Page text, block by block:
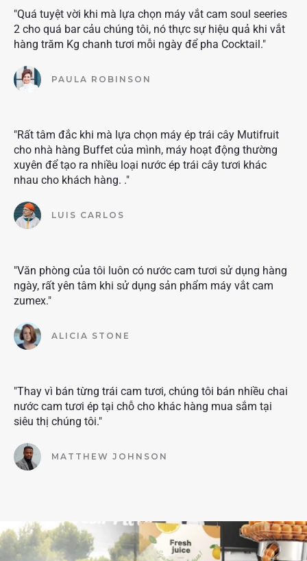
"Quá tuyệt vời khi mà lựa chọn máy vắt cam soul seeries
2 cho quá bar cảu chúng tôi, nó thực sự hiệu quả khi vắt
hàng trăm Kg chanh tươi mỗi ngày để pha Cocktail."
PAULA ROBINSON
"Rất tâm đắc khi mà lựa chọn máy ép trái cây Mutifruit
cho nhà hàng Buffet của mình, máy hoạt động thường
xuyên để tạo ra nhiều loại nước ép trái cây tươi khác
nhau cho khách hàng. ."
LUIS CARLOS
"Văn phòng của tôi luôn có nước cam tươi sử dụng hàng
ngày, rất yên tâm khi sử dụng sản phẩm máy vắt cam
zumex."
ALICIA STONE
"Thay vì bán từng trái cam tươi, chúng tôi bán nhiều chai
nước cam tươi ép tại chỗ cho khác hàng mua sắm tại
siêu thị chúng tôi."
MATTHEW JOHNSON